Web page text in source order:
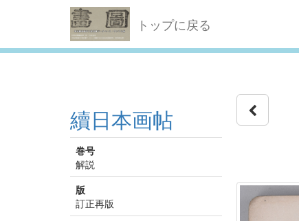
トップに戻る
續日本画帖
巻号
解説
版
訂正再版